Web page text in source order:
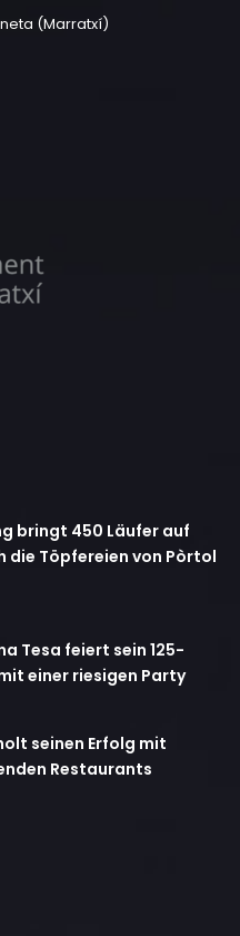
(Marratxí)
bringt 450 Läufer auf
die Töpfereien von Pòrtol
Tesa feiert sein 125-
einer riesigen Party
seinen Erfolg mit
Restaurants